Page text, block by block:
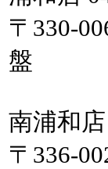
〒330-
盤
南浦和
〒336-